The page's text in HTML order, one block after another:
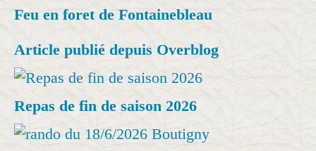
Feu en foret de Fontainebleau
Article publié depuis Overblog
Repas de fin de saison 2026